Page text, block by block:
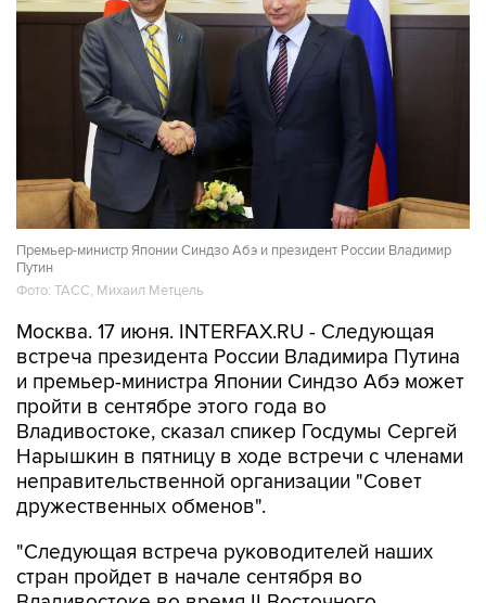
Премьер-министр Японии Синдзо Абэ и президент России Владимир
Путин
Фото: ТАСС, Михаил Метцель
Москва. 17 июня. INTERFAX.RU - Следующая
встреча президента России Владимира Путина
и премьер-министра Японии Синдзо Абэ может
пройти в сентябре этого года во
Владивостоке, сказал спикер Госдумы Сергей
Нарышкин в пятницу в ходе встречи с членами
неправительственной организации "Совет
дружественных обменов".
"Следующая встреча руководителей наших
стран пройдет в начале сентября во